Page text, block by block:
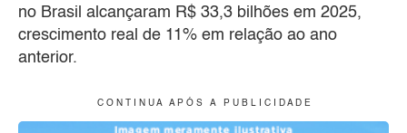
no Brasil alcançaram R$ 33,3 bilhões em 2025,
crescimento real de 11% em relação ao ano
anterior.
C O N T I N U A A P Ó S A P U B L I C I D A D E